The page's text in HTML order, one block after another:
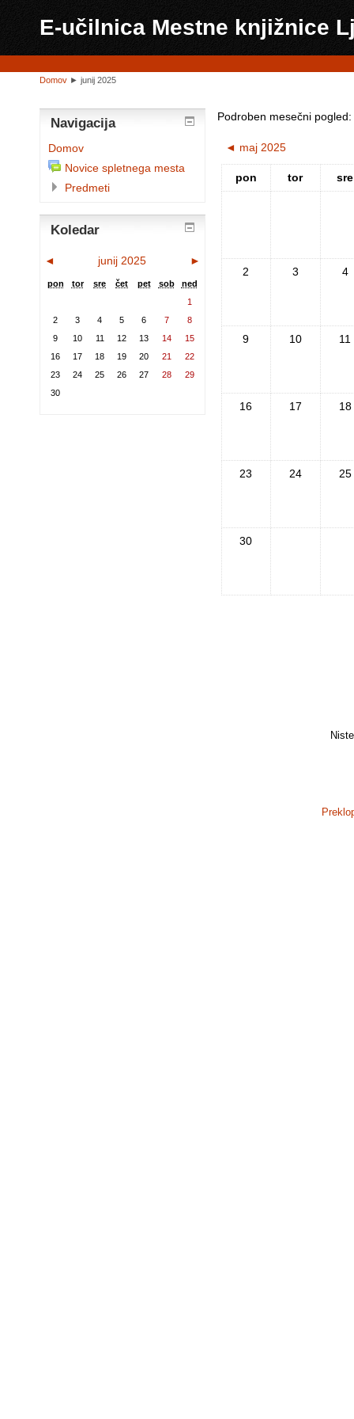
E-učilnica Mestne knjižnice
Domov ► junij 2025
Podroben mesečni pogled:
◄ maj 2025
pon tor sre
2 3 4
9 10 11
16 17 18
23 24 25
30
Navigacija
Domov
Novice spletnega mesta
Predmeti
Koledar
◄ junij 2025 ►
pon tor sre čet pet sob
ned
1
2
3 4 5 6 7
8
9
10 11 12 13 14
15
16
17 18 19 20 21
22
23
24 25 26 27 28
29
30